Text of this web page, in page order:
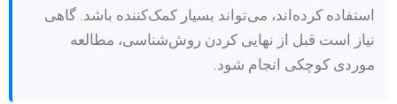
استفاده کرده‌اند، می‌تواند بسیار کمک‌کننده باشد. گاهی
نیاز است قبل از نهایی کردن روش‌شناسی، مطالعه
موردی کوچکی انجام شود.